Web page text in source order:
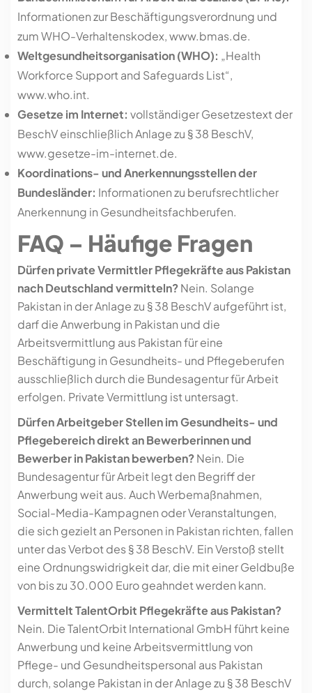
Informationen zur Beschäftigungsverordnung und
zum WHO-Verhaltenskodex, www.bmas.de.
Weltgesundheitsorganisation (WHO): „Health
Workforce Support and Safeguards List“,
www.who.int.
Gesetze im Internet: vollständiger Gesetzestext der
BeschV einschließlich Anlage zu § 38 BeschV,
www.gesetze-im-internet.de.
Koordinations- und Anerkennungsstellen der
Bundesländer: Informationen zu berufsrechtlicher
Anerkennung in Gesundheitsfachberufen.
FAQ – Häufige Fragen
Dürfen private Vermittler Pflegekräfte aus Pakistan
nach Deutschland vermitteln?Nein. Solange
Pakistan in der Anlage zu § 38 BeschV aufgeführt ist,
darf die Anwerbung in Pakistan und die
Arbeitsvermittlung aus Pakistan für eine
Beschäftigung in Gesundheits- und Pflegeberufen
ausschließlich durch die Bundesagentur für Arbeit
erfolgen. Private Vermittlung ist untersagt.
Dürfen Arbeitgeber Stellen im Gesundheits- und
Pflegebereich direkt an Bewerberinnen und
Bewerber in Pakistan bewerben?Nein. Die
Bundesagentur für Arbeit legt den Begriff der
Anwerbung weit aus. Auch Werbemaßnahmen,
Social-Media-Kampagnen oder Veranstaltungen,
die sich gezielt an Personen in Pakistan richten, fallen
unter das Verbot des § 38 BeschV. Ein Verstoß stellt
eine Ordnungswidrigkeit dar, die mit einer Geldbuße
von bis zu 30.000 Euro geahndet werden kann.
Vermittelt TalentOrbit Pflegekräfte aus Pakistan?
Nein. Die TalentOrbit International GmbH führt keine
Anwerbung und keine Arbeitsvermittlung von
Pflege- und Gesundheitspersonal aus Pakistan
durch, solange Pakistan in der Anlage zu § 38 BeschV